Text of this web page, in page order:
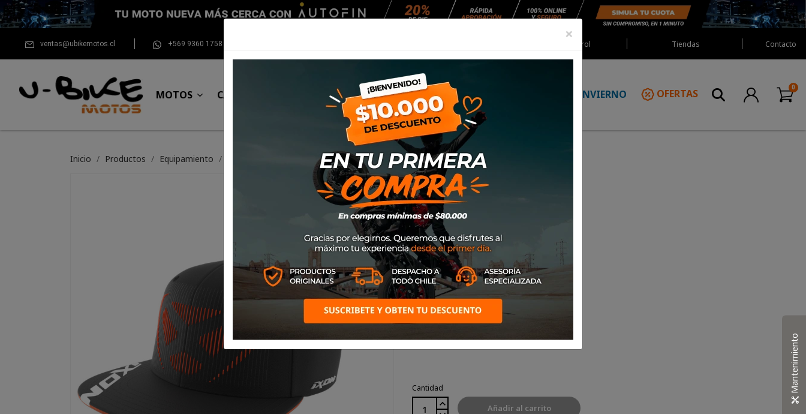
ventas@ubikemotos.cl +569 9360 1758 Red Castrol Tiendas Contacto
MOTOS CASCOS EQUIPAMIENTO NEUMÁTICOS MANTENCIÓN INVIERNO OFERTAS
Inicio Productos Equipamiento Lifestyle Gorro Ixon Sunny Cap
Gorro Ixon Sunny Cap
SKU401104066
$34.900
Gorro Ixon Sunny
Talla: TU
Color: Negro, Blanco, Naranjo
Cantidad
Añadir al carrito
×
Mantenimiento